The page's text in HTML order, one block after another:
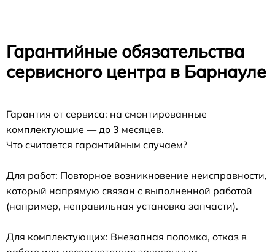
Гарантийные обязательства
сервисного центра в Барнауле
Гарантия от сервиса: на смонтированные
комплектующие — до 3 месяцев.
Что считается гарантийным случаем?
Для работ: Повторное возникновение неисправности,
который напрямую связан с выполненной работой
(например, неправильная установка запчасти).
Для комплектующих: Внезапная поломка, отказ в